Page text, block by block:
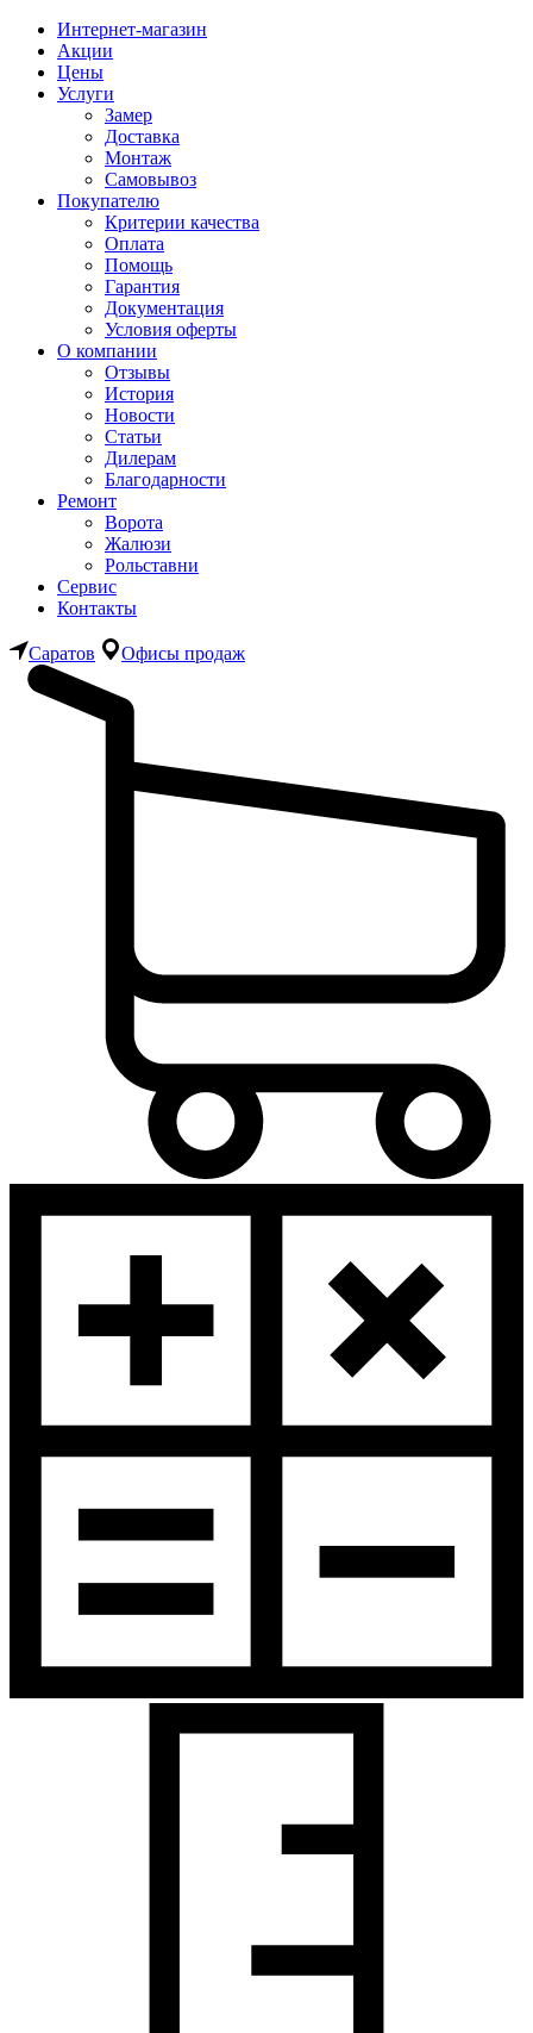
Интернет-магазин
Акции
Цены
Услуги
Замер
Доставка
Монтаж
Самовывоз
Покупателю
Критерии качества
Оплата
Помощь
Гарантия
Документация
Условия оферты
О компании
Отзывы
История
Новости
Статьи
Дилерам
Благодарности
Ремонт
Ворота
Жалюзи
Рольставни
Сервис
Контакты
Саратов Офисы продаж